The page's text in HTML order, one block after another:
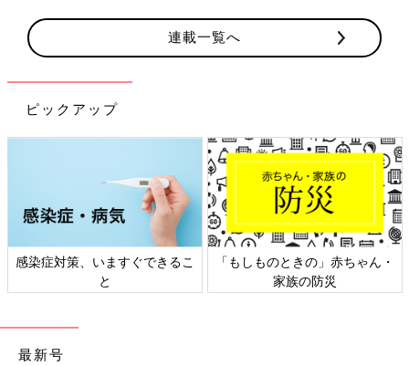
連載一覧へ
ピックアップ
感染症対策、いますぐできるこ
と
「もしものときの」赤ちゃん・
家族の防災
最新号